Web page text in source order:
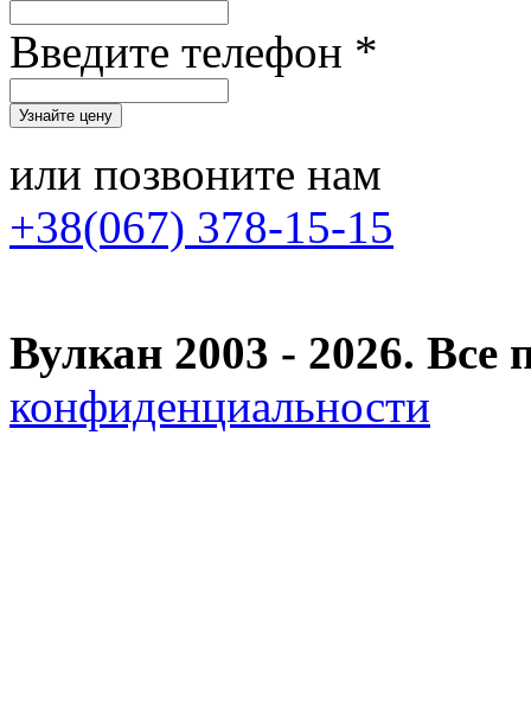
Введите телефон *
или позвоните нам
+38(067) 378-15-15
Вулкан 2003 - 2026.
конфиденциальности